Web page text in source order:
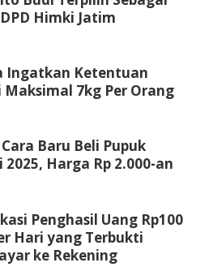
Himki Jatim
Ingatkan Ketentuan
Maksimal 7kg Per Orang
Baru Beli Pupuk
2025, Harga Rp 2.000-an
Penghasil Uang Rp100
Hari yang Terbukti
ke Rekening